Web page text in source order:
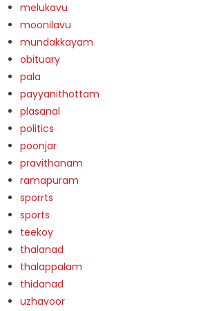
melukavu
moonilavu
mundakkayam
obituary
pala
payyanithottam
plasanal
politics
poonjar
pravithanam
ramapuram
sporrts
sports
teekoy
thalanad
thalappalam
thidanad
uzhavoor